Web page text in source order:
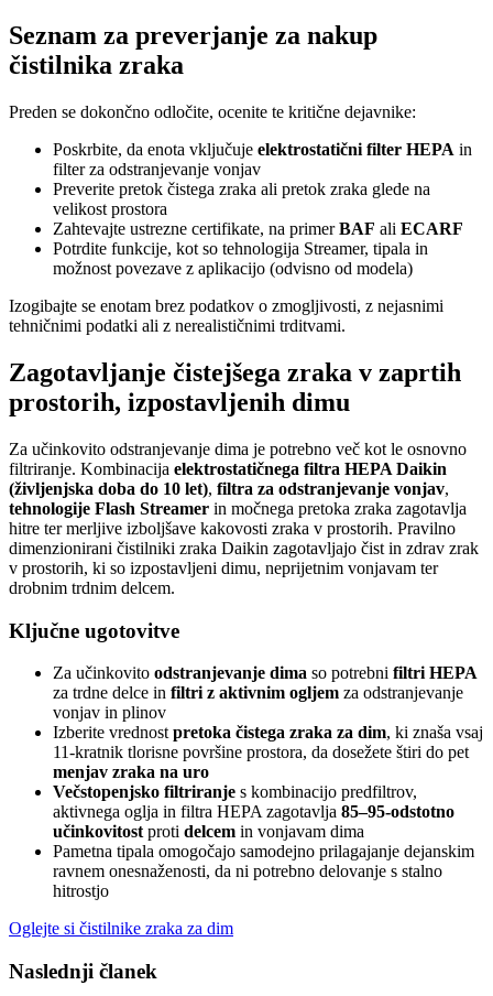
Seznam za preverjanje za nakup
čistilnika zraka
Preden se dokončno odločite, ocenite te kritične dejavnike:
Poskrbite, da enota vključuje elektrostatični filter HEPA in
filter za odstranjevanje vonjav
Preverite pretok čistega zraka ali pretok zraka glede na
velikost prostora
Zahtevajte ustrezne certifikate, na primerBAF ali ECARF
Potrdite funkcije, kot so tehnologija Streamer, tipala in
možnost povezave z aplikacijo (odvisno od modela)
Izogibajte se enotam brez podatkov o zmogljivosti, z nejasnimi
tehničnimi podatki ali z nerealističnimi trditvami.
Zagotavljanje čistejšega zraka v zaprtih
prostorih, izpostavljenih dimu
Za učinkovito odstranjevanje dima je potrebno več kot le osnovno
filtriranje. Kombinacija elektrostatičnega filtra HEPA Daikin
(življenjska doba do 10 let), filtra za odstranjevanje vonjav,
tehnologije Flash Streamer in močnega pretoka zraka zagotavlja
hitre ter merljive izboljšave kakovosti zraka v prostorih. Pravilno
dimenzionirani čistilniki zraka Daikin zagotavljajo čist in zdrav zrak
v prostorih, ki so izpostavljeni dimu, neprijetnim vonjavam ter
drobnim trdnim delcem.
Ključne ugotovitve
Za učinkovito odstranjevanje dima so potrebni filtri HEPA
za trdne delce in filtri z aktivnim ogljem za odstranjevanje
vonjav in plinov
Izberite vrednost pretoka čistega zraka za dim, ki znaša vsaj
11-kratnik tlorisne površine prostora, da dosežete štiri do pet
menjav zraka na uro
Večstopenjsko filtriranje s kombinacijo predfiltrov,
aktivnega oglja in filtra HEPA zagotavlja 85–95-odstotno
učinkovitost proti delcem in vonjavam dima
Pametna tipala omogočajo samodejno prilagajanje dejanskim
ravnem onesnaženosti, da ni potrebno delovanje s stalno
hitrostjo
Oglejte si čistilnike zraka za dim
Naslednji članek